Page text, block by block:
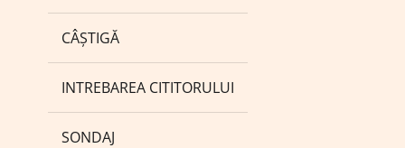
CÂȘTIGĂ
INTREBAREA CITITORULUI
SONDAJ